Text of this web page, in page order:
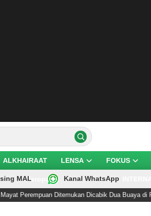
ALKHAIRAAT LENSA FOKUS
Teropong
MAL Kanal WhatsApp
Ditemukan Dicabik Dua Buaya di Pantai Lere Palu